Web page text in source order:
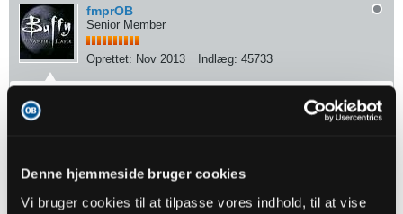
Denne hjemmeside bruger cookies
Vi bruger cookies til at tilpasse vores indhold, til at vise
fmprOB
Senior Member
Oprettet: Nov 2013 Indlæg: 45733
#1369
19-06-2025, 21:01
Eriksen til OB og der bliver solgt 50.000
Ja det kunne blive vildt. Falk alene ville sælge 5.000-10.000 ekstra